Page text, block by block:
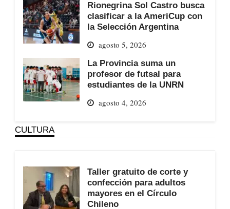
Rionegrina Sol Castro busca
clasificar a la AmeriCup con
la Selección Argentina
agosto 5, 2026
La Provincia suma un
profesor de futsal para
estudiantes de la UNRN
agosto 4, 2026
CULTURA
Taller gratuito de corte y
confección para adultos
mayores en el Círculo
Chileno